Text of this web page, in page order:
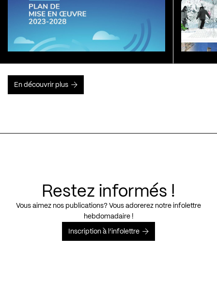
En découvrir plus
Restez informés !
Vous aimez nos publications? Vous adorerez notre infolettre
hebdomadaire !
Inscription à l’infolettre